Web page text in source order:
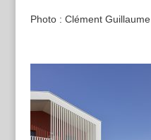
Photo : Clément Guillaume